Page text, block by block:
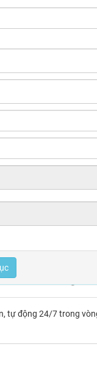
động 24/7 trong